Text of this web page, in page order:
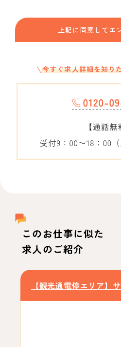
上記に同意してエ
今すぐ求人詳細を知り
このお仕事に似た
求人のご紹介
【観光通電停エリア】